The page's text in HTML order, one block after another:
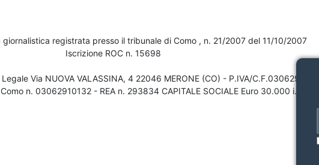
registrata presso il tribunale di Como , n. 21/2007 del 11/10/2007
Iscrizione ROC n. 15698
Via NUOVA VALASSINA, 4 22046 MERONE (CO) - P.IVA/C.F.03062910132
n. 03062910132 - REA n. 293834 CAPITALE SOCIALE Euro 30.000 i.v.